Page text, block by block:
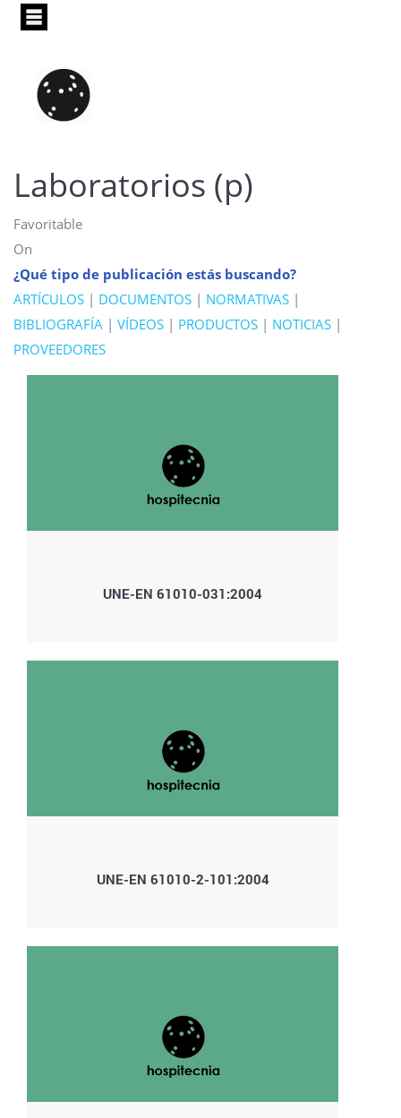
Pasar
principal
Laboratorios (p)
Favoritable
On
¿Qué tipo de publicación estás buscando?
ARTÍCULOS | DOCUMENTOS | NORMATIVAS |
BIBLIOGRAFÍA | VÍDEOS | PRODUCTOS | NOTICIAS |
PROVEEDORES
UNE-EN 61010-031:2004
UNE-EN 61010-2-101:2004